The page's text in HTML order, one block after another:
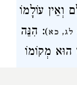
עוֹלָמוֹ
לג, כא): הִנֵּה
מְקוֹמוֹ
רַבִּי